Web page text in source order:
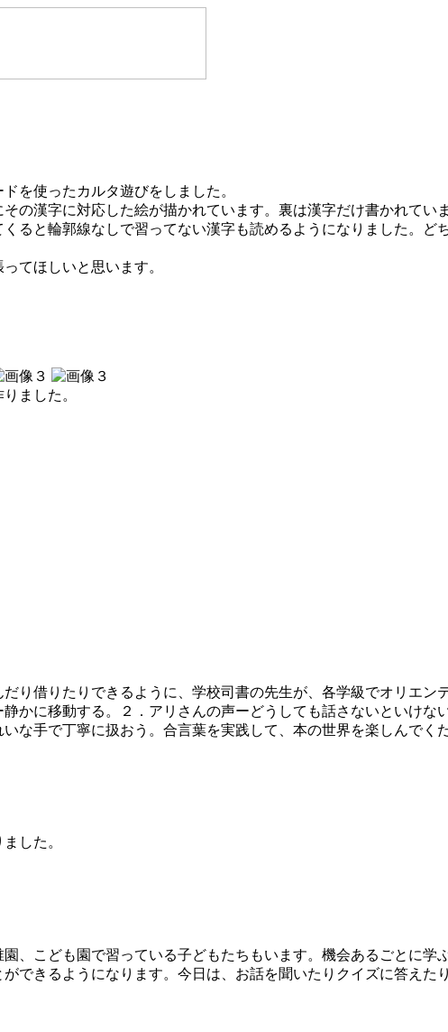
を使ったカルタ遊びをしました。
の漢字に対応した絵が描かれています。裏は漢字だけ書かれてい
ると輪郭線なしで習ってない漢字も読めるようになりました。ど
てほしいと思います。
ました。
り借りたりできるように、学校司書の先生が、各学級でオリエン
かに移動する。２．アリさんの声ーどうしても話さないといけな
な手で丁寧に扱おう。合言葉を実践して、本の世界を楽しんでく
した。
、こども園で習っている子どもたちもいます。機会あるごとに学
できるようになります。今日は、お話を聞いたりクイズに答えた